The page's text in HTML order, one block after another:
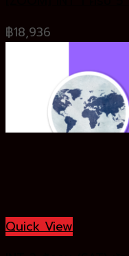
฿18,936
Quick View